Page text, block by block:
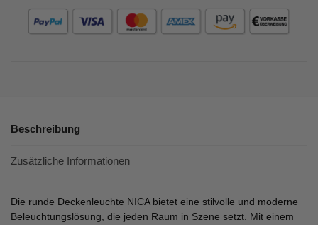
Beschreibung
Zusätzliche Informationen
Die runde Deckenleuchte NICA bietet eine stilvolle und moderne
Beleuchtungslösung, die jeden Raum in Szene setzt. Mit einem